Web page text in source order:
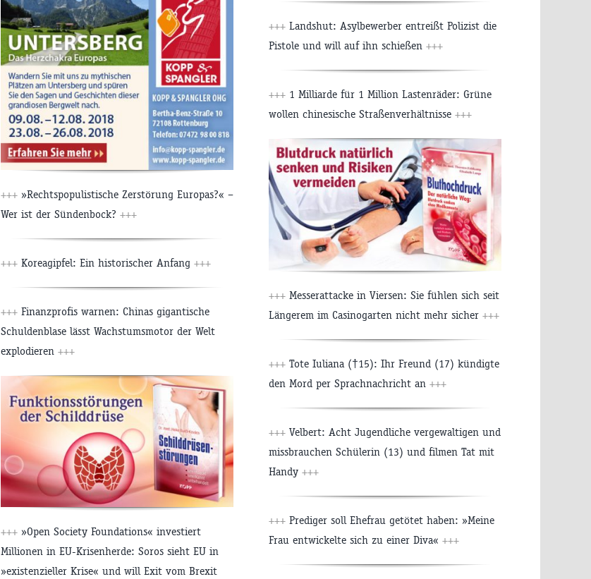
+++ »Rechtspopulistische Zerstörung Europas?« –
Wer ist der Sündenbock? +++
+++ Koreagipfel: Ein historischer Anfang +++
+++ Finanzprofis warnen: Chinas gigantische
Schuldenblase lässt Wachstumsmotor der Welt
explodieren +++
+++ »Open Society Foundations« investiert
Millionen in EU-Krisenherde: Soros sieht EU in
»existenzieller Krise« und will Exit vom Brexit
+++ Landshut: Asylbewerber entreißt Polizist die
Pistole und will auf ihn schießen +++
+++ 1 Milliarde für 1 Million Lastenräder: Grüne
wollen chinesische Straßenverhältnisse +++
+++ Messerattacke in Viersen: Sie fühlen sich seit
Längerem im Casinogarten nicht mehr sicher +++
+++ Tote Iuliana (†15): Ihr Freund (17) kündigte
den Mord per Sprachnachricht an +++
+++ Velbert: Acht Jugendliche vergewaltigen und
missbrauchen Schülerin (13) und filmen Tat mit
Handy +++
+++ Prediger soll Ehefrau getötet haben: »Meine
Frau entwickelte sich zu einer Diva« +++